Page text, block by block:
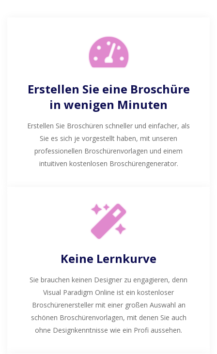
Erstellen Sie eine Broschüre
in wenigen Minuten
Erstellen Sie Broschüren schneller und einfacher, als
Sie es sich je vorgestellt haben, mit unseren
professionellen Broschürenvorlagen und einem
intuitiven kostenlosen Broschürengenerator.
Keine Lernkurve
Sie brauchen keinen Designer zu engagieren, denn
Visual Paradigm Online ist ein kostenloser
Broschürenersteller mit einer großen Auswahl an
schönen Broschürenvorlagen, mit denen Sie auch
ohne Designkenntnisse wie ein Profi aussehen.